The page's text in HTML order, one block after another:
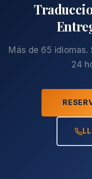
Más de 65
24